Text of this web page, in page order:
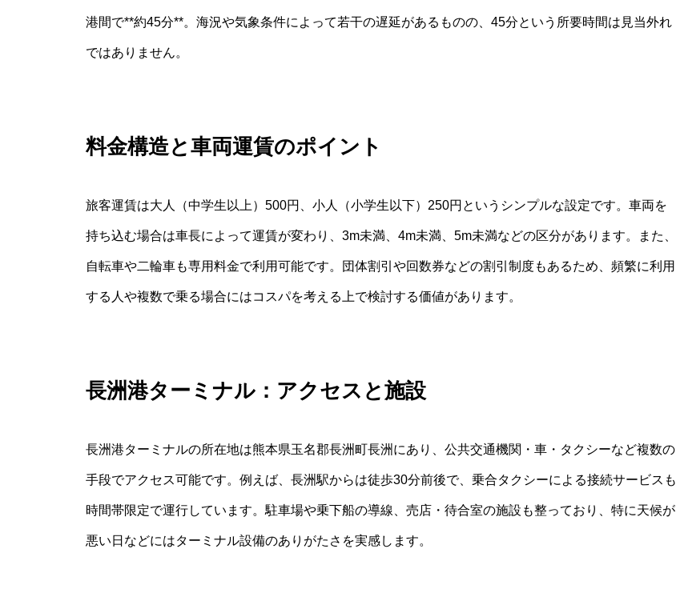
港間で**約45分**。海況や気象条件によって若干の遅延があるものの、45分という所要時間は見当外れ
ではありません。
料金構造と車両運賃のポイント
旅客運賃は大人（中学生以上）500円、小人（小学生以下）250円というシンプルな設定です。車両を
持ち込む場合は車長によって運賃が変わり、3m未満、4m未満、5m未満などの区分があります。また、
自転車や二輪車も専用料金で利用可能です。団体割引や回数券などの割引制度もあるため、頻繁に利用
する人や複数で乗る場合にはコスパを考える上で検討する価値があります。
長洲港ターミナル：アクセスと施設
長洲港ターミナルの所在地は熊本県玉名郡長洲町長洲にあり、公共交通機関・車・タクシーなど複数の
手段でアクセス可能です。例えば、長洲駅からは徒歩30分前後で、乗合タクシーによる接続サービスも
時間帯限定で運行しています。駐車場や乗下船の導線、売店・待合室の施設も整っており、特に天候が
悪い日などにはターミナル設備のありがたさを実感します。